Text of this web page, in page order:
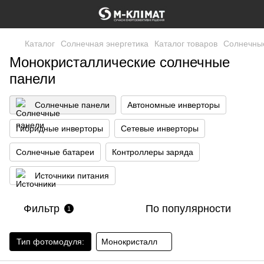
Каталог Солнечная энергетика Каталог товаров
Монокристаллические солнечные
панели
Солнечные панели Автономные инверторы
Гибридные инверторы Сетевые инверторы
Солнечные батареи Контроллеры заряда
Источники питания
Фильтр 1 По популярности
Тип фотомодуля: Монокристалл